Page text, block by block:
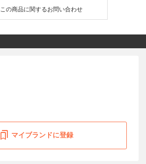
この商品に関するお問い合わせ
マイブランドに登録